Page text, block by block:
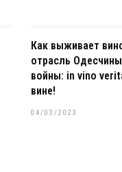
Как выживает
отрасль
войны: in vino
вине!
04/03/2023